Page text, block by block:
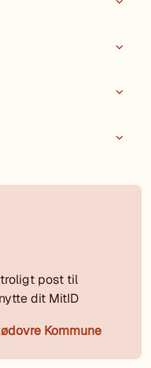
post til
dit MitID
Kommune